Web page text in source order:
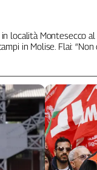
in località Montesecco
in Molise. Flai: